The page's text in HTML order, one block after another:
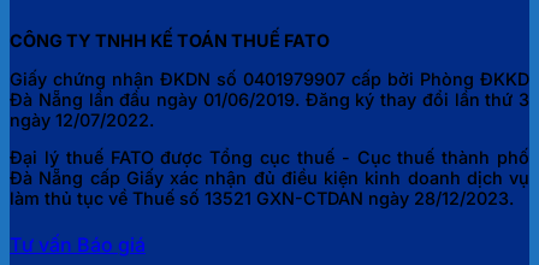
CÔNG TY TNHH KẾ TOÁN THUẾ FATO
Giấy chứng nhận ĐKDN số 0401979907 cấp bởi Phòng ĐKKD
Đà Nẵng lần đầu ngày 01/06/2019. Đăng ký thay đổi lần thứ 3
ngày 12/07/2022.
Đại lý thuế FATO được Tổng cục thuế - Cục thuế thành phố
Đà Nẵng cấp Giấy xác nhận đủ điều kiện kinh doanh dịch vụ
làm thủ tục về Thuế số 13521 GXN-CTDAN ngày 28/12/2023.
Tư vấn Báo giá